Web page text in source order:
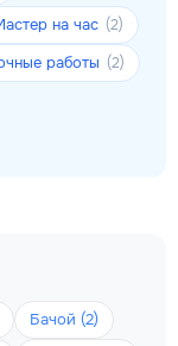
на час (2)
работы (2)
Бачой (2)